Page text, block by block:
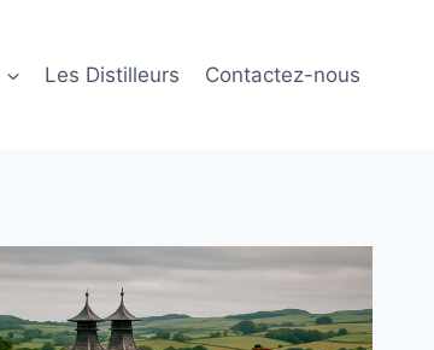
Les Distilleurs Contactez-nous